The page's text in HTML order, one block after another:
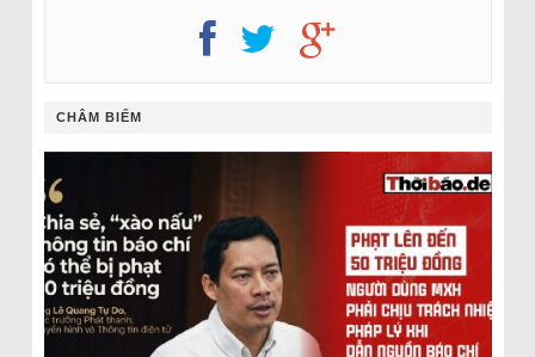
CHÂM BIẾM